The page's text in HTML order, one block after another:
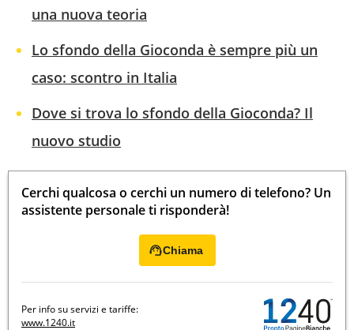
una nuova teoria
Lo sfondo della Gioconda è sempre più un
caso: scontro in Italia
Dove si trova lo sfondo della Gioconda? Il
nuovo studio
Cerchi qualcosa o cerchi un numero di telefono? Un
assistente personale ti risponderà!
Chiama
Per info su servizi e tariffe:
www.1240.it